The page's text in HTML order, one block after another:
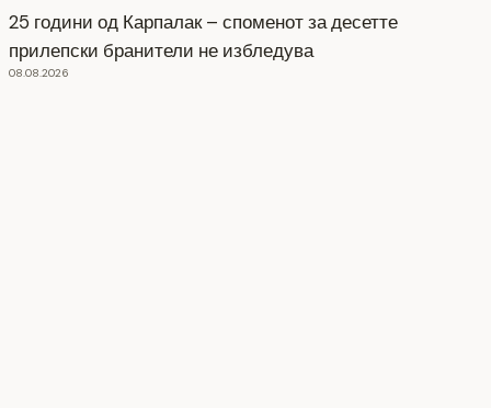
25 години од Карпалак – споменот за десетте
прилепски бранители не избледува
08.08.2026